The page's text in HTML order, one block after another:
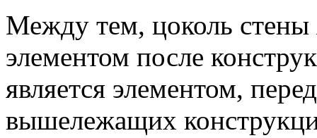
Между тем, цоколь
элементом после
является элементом,
вышележащих